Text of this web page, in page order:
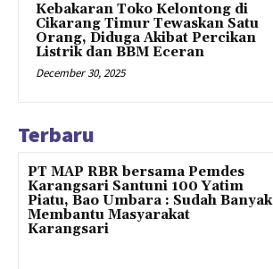
Kebakaran Toko Kelontong di
Cikarang Timur Tewaskan Satu
Orang, Diduga Akibat Percikan
Listrik dan BBM Eceran
December 30, 2025
Terbaru
PT MAP RBR bersama Pemdes
Karangsari Santuni 100 Yatim
Piatu, Bao Umbara : Sudah Banyak
Membantu Masyarakat
Karangsari